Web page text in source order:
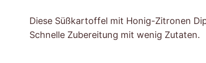
Diese Süßkartoffel mit Honig-Zitronen
Schnelle Zubereitung mit wenig Zutaten.